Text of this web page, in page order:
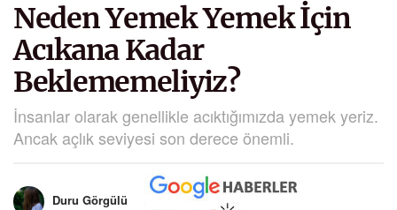
Neden Yemek Yemek İçin
Acıkana Kadar
Beklememeliyiz?
İnsanlar olarak genellikle acıktığımızda yemek yeriz.
Ancak açlık seviyesi son derece önemli.
Duru Görgülü